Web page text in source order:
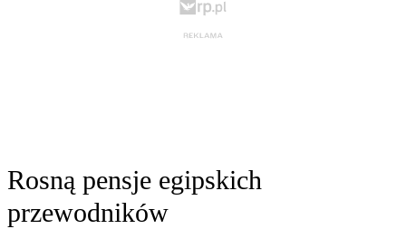
Rosną pensje egipskich
przewodników